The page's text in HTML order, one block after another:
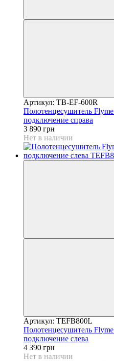
Артикул: TB-EF-600R
Полотенцесушитель
подключение справа
3 890 грн
Нет в наличии
Артикул: TEFB800L
Полотенцесушитель
подключение слева
4 390 грн
Нет в наличии